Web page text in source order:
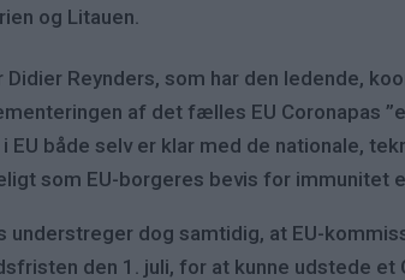
og Litauen.
Reynders, som har den ledende,
af det fælles EU Coronapas
EU både selv er klar med de nationale,
som EU-borgeres bevis for immunitet
understreger dog samtidig, at EU-
den 1. juli, for at kunne udstede